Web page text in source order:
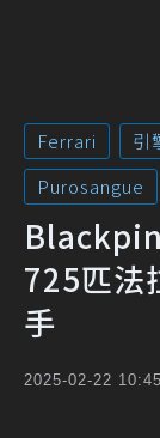
Ferrari 引
Purosangue
725匹法
手
2025-02-22 10:45